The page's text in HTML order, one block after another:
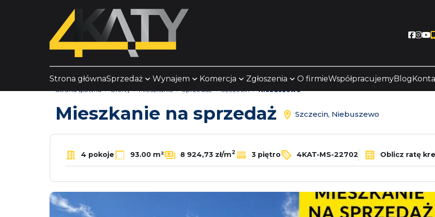
Strona głównaSprzedaż Wynajem Komercja Zgłoszenia O firmieWspółpracujemyBlog
Strona główna Oferty Mieszkania Sprzedaż Szczecin Niebuszewo
Mieszkanie na sprzedaż Szczecin, Niebuszewo
4 pokoje 93.00 m² 8 924,73 zł/m2 3 piętro 4KAT-MS-22702 Oblicz ratę